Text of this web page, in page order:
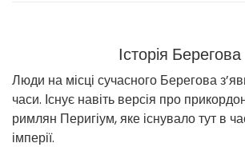
Історія Берегова
Люди на місці сучасного Берегова
часи. Існує навіть версія про
римлян Перигіум, яке існувало тут в
імперії.